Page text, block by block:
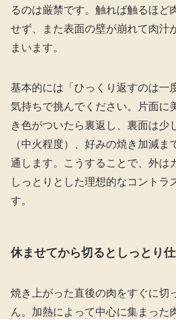
るのは厳禁です。触れば触るほど
せず、また表面の壁が崩れて肉汁
まいます。
基本的には「ひっくり返すのは一
気持ちで挑んでください。片面に
き色がついたら裏返し、裏面は少
（中火程度）、好みの焼き加減ま
通します。こうすることで、外は
しっとりとした理想的なコントラ
す。
休ませてから切るとしっとり
焼き上がった直後の肉をすぐに切
ん。加熱によって中心に集まった